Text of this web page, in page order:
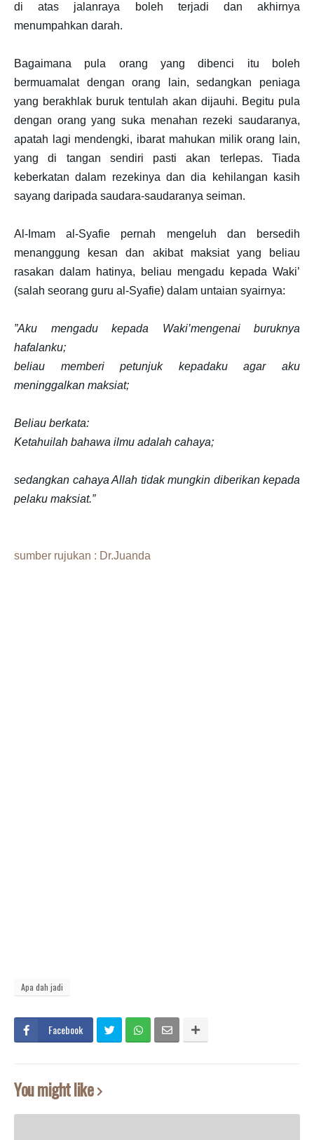
di atas jalanraya boleh terjadi dan akhirnya
menumpahkan darah.
Bagaimana pula orang yang dibenci itu boleh
bermuamalat dengan orang lain, sedangkan peniaga
yang berakhlak buruk tentulah akan dijauhi. Begitu pula
dengan orang yang suka menahan rezeki saudaranya,
apatah lagi mendengki, ibarat mahukan milik orang lain,
yang di tangan sendiri pasti akan terlepas. Tiada
keberkatan dalam rezekinya dan dia kehilangan kasih
sayang daripada saudara-saudaranya seiman.
Al-Imam al-Syafie pernah mengeluh dan bersedih
menanggung kesan dan akibat maksiat yang beliau
rasakan dalam hatinya, beliau mengadu kepada Waki’
(salah seorang guru al-Syafie) dalam untaian syairnya:
”Aku mengadu kepada Waki’mengenai buruknya
hafalanku;
beliau memberi petunjuk kepadaku agar aku
meninggalkan maksiat;
Beliau berkata:
Ketahuilah bahawa ilmu adalah cahaya;
sedangkan cahaya Allah tidak mungkin diberikan kepada
pelaku maksiat.”
sumber rujukan : Dr.Juanda
Apa dah jadi
Facebook
You might like